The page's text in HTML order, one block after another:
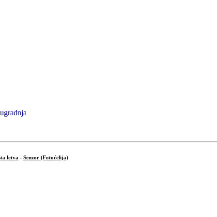
letva - Senzor (Fotoćelija)